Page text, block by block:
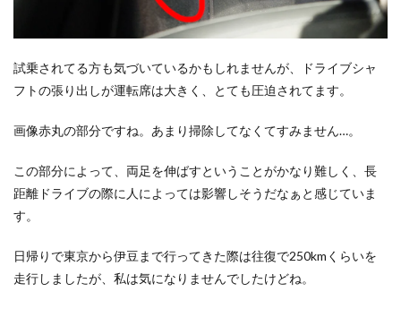
試乗されてる方も気づいているかもしれませんが、ドライブシャ
フトの張り出しが運転席は大きく、とても圧迫されてます。
画像赤丸の部分ですね。あまり掃除してなくてすみません…。
この部分によって、両足を伸ばすということがかなり難しく、長
距離ドライブの際に人によっては影響しそうだなぁと感じていま
す。
日帰りで東京から伊豆まで行ってきた際は往復で250kmくらいを
走行しましたが、私は気になりませんでしたけどね。